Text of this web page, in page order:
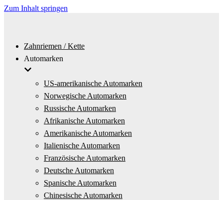
Zum Inhalt springen
Zahnriemen / Kette
Automarken
US-amerikanische Automarken
Norwegische Automarken
Russische Automarken
Afrikanische Automarken
Amerikanische Automarken
Italienische Automarken
Französische Automarken
Deutsche Automarken
Spanische Automarken
Chinesische Automarken